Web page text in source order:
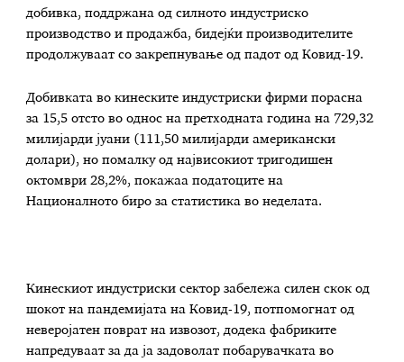
добивка, поддржана од силното индустриско
производство и продажба, бидејќи производителите
продолжуваат со закрепнување од падот од Ковид-19.
Добивката во кинеските индустриски фирми порасна
за 15,5 отсто во однос на претходната година на 729,32
милијарди јуани (111,50 милијарди американски
долари), но помалку од највисокиот тригодишен
октомври 28,2%, покажаа податоците на
Националното биро за статистика во неделата.
Кинескиот индустриски сектор забележа силен скок од
шокот на пандемијата на Ковид-19, потпомогнат од
неверојатен поврат на извозот, додека фабриките
напредуваат за да ја задоволат побарувачката во